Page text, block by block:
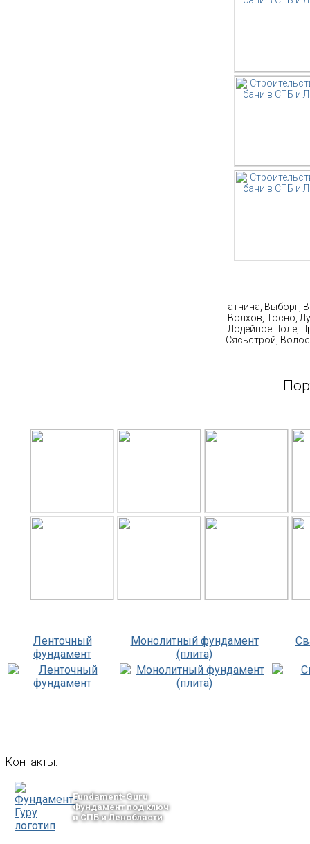
Гатчина, Выборг,
Волхов, Тосно,
Лодейное Поле,
Сясьстрой,
Ленточный
фундамент
Монолитный фундамент
(плита)
Контакты:
Fundament-Guru
Фундамент под ключ
в СПБ и Ленобласти